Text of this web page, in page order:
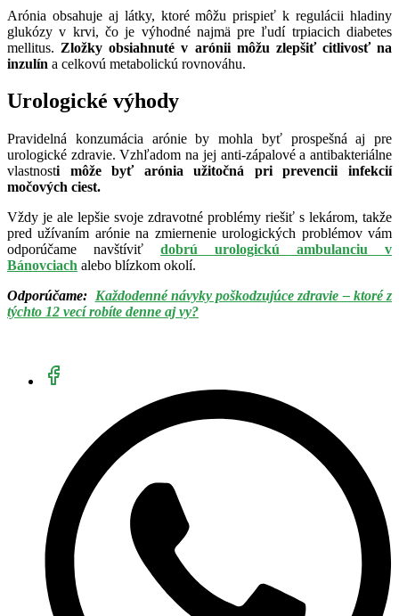
Arónia obsahuje aj látky, ktoré môžu prispieť k regulácii hladiny
glukózy v krvi, čo je výhodné najmä pre ľudí trpiacich diabetes
mellitus. Zložky obsiahnuté v arónii môžu zlepšiť citlivosť na
inzulín a celkovú metabolickú rovnováhu.
Urologické výhody
Pravidelná konzumácia arónie by mohla byť prospešná aj pre
urologické zdravie. Vzhľadom na jej anti-zápalové a antibakteriálne
vlastnosti môže byť arónia užitočná pri prevencii infekcií
močových ciest.
Vždy je ale lepšie svoje zdravotné problémy riešiť s lekárom, takže
pred užívaním arónie na zmiernenie urologických problémov vám
odporúčame navštíviť dobrú urologickú ambulanciu v
Bánovciach alebo blízkom okolí.
Odporúčame: Každodenné návyky poškodzujúce zdravie – ktoré z
týchto 12 vecí robíte denne aj vy?